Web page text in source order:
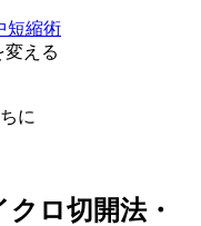
短縮術
える
に
クロ切開法・